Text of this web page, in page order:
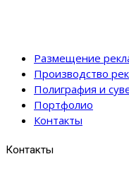
Размещение
Производство
Полиграфия и
Портфолио
Контакты
Контакты